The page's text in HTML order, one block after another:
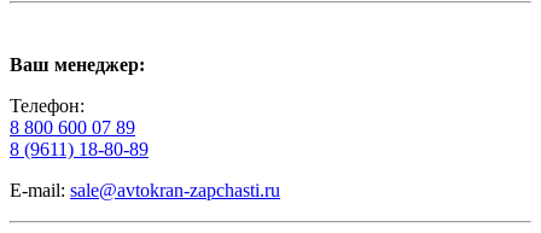
Ваш менеджер:
Телефон:
8 800 600 07 89
8 (9611) 18-80-89
E-mail: sale@avtokran-zapchasti.ru